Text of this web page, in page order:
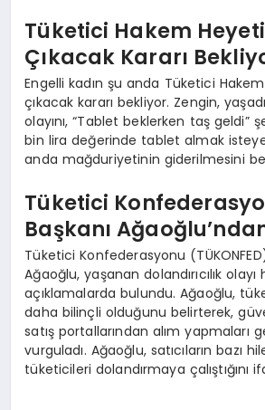
Tüketici Hakem
Çıkacak Kararı
Engelli kadın şu anda Tüketici
çıkacak kararı bekliyor. Zengin,
olayını, “Tablet beklerken taş geldi”
bin lira değerinde tablet almak
anda mağduriyetinin giderilmesini
Tüketici
Başkanı
Tüketici Konfederasyonu
Ağaoğlu, yaşanan dolandırıcılık olayı
açıklamalarda bulundu. Ağaoğlu,
daha bilinçli olduğunu belirterek,
satış portallarından alım yapmaları
vurguladı. Ağaoğlu, satıcıların bazı
tüketicileri dolandırmaya çalıştığını